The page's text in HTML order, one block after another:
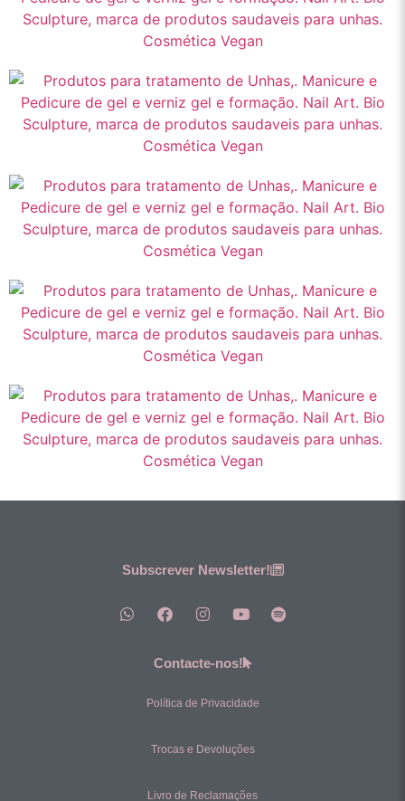
Subscrever Newsletter!
Contacte-nos!
Política de Privacidade
Trocas e Devoluções
Livro de Reclamações